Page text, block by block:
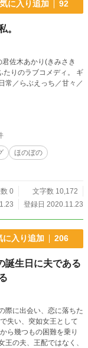
に入り追加 92
。
佐木あかり(きみさき
のラブコメディ。 ギ
常／らぶえっち／甘々／
ほのぼの
0
文字数 10,172
登録日 2020.11.23
に入り追加 206
誕生日に夫である
際に出会い、恋に落ちた
失い、突如女王として
ら幾つもの困難を乗り
の夫、王配ではなく、